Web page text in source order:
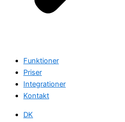
Funktioner
Priser
Integrationer
Kontakt
DK